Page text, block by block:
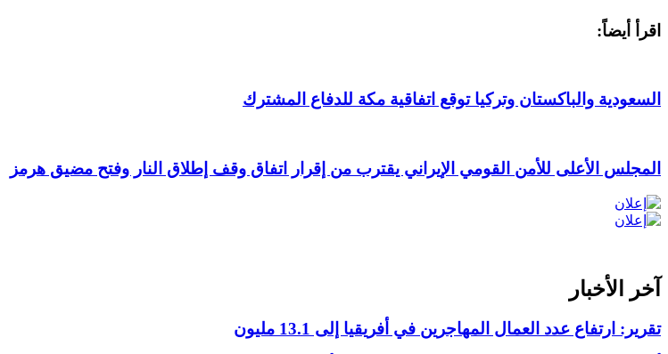
اقرأ أيضاً:
السعودية والباكستان وتركيا توقع اتفاقية مكة للدفاع المشترك
المجلس الأعلى للأمن القومي الإيراني يقترب من إقرار اتفاق وقف إطلاق النار وفتح مضيق هرمز
آخر الأخبار
تقرير: ارتفاع عدد العمال المهاجرين في أفريقيا إلى 13.1 مليون